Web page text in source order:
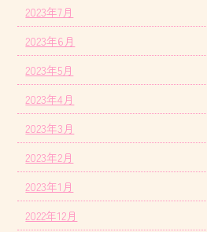
2023年7月
2023年6月
2023年5月
2023年4月
2023年3月
2023年2月
2023年1月
2022年12月